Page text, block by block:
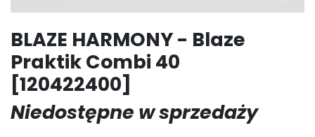
BLAZE HARMONY - Blaze
Praktik Combi 40
[120422400]
Niedostępne w sprzedaży